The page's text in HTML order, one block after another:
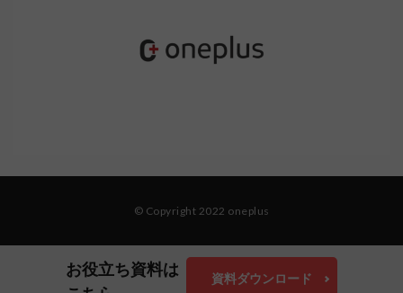
お役立ち資料は
資料ダウンロード
© Copyright 2022 oneplus